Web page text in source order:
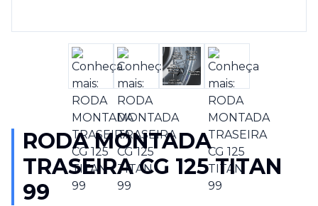
RODA MONTADA
TRASEIRA CG 125 TITAN
99